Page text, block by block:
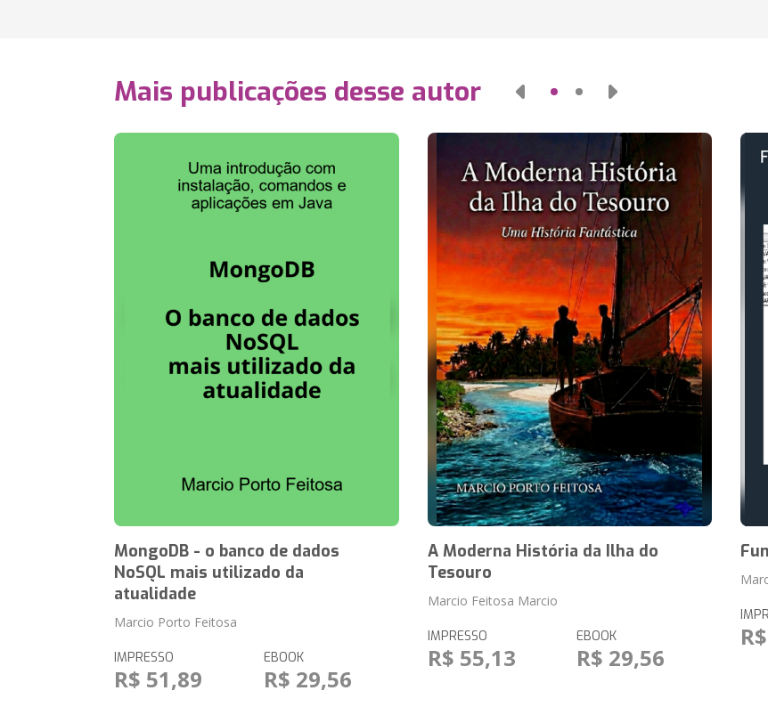
Mais publicações desse autor
MongoDB - o banco de dados
NoSQL mais utilizado da
atualidade
Marcio Porto Feitosa
IMPRESSO
R$ 51,89
EBOOK
R$ 29,56
A Moderna História da Ilha do
Tesouro
Marcio Feitosa Marcio
IMPRESSO
R$ 55,13
EBOOK
R$ 29,56